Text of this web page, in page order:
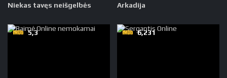
Niekas tavęs neišgelbės Arkadija
5,3 6,231